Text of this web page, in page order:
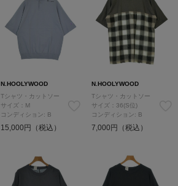
N.HOOLYWOOD
Tシャツ・カットソー
サイズ：M
コンディション: B
15,000円（税込）
N.HOOLYWOOD
Tシャツ・カットソー
サイズ：36(S位)
コンディション: B
7,000円（税込）